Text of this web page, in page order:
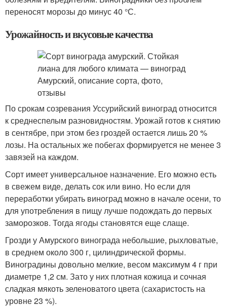
переносят морозы до минус 40 °С.
Урожайность и вкусовые качества
По срокам созревания Уссурийский виноград относится
к среднеспелым разновидностям. Урожай готов к снятию
в сентябре, при этом без гроздей остается лишь 20 %
лозы. На остальных же побегах формируется не менее 3
завязей на каждом.
Сорт имеет универсальное назначение. Его можно есть
в свежем виде, делать сок или вино. Но если для
переработки убирать виноград можно в начале осени, то
для употребления в пищу лучше подождать до первых
заморозков. Тогда ягоды становятся еще слаще.
Грозди у Амурского винограда небольшие, рыхловатые,
в среднем около 300 г, цилиндрической формы.
Виноградины довольно мелкие, весом максимум 4 г при
диаметре 1,2 см. Зато у них плотная кожица и сочная
сладкая мякоть зеленоватого цвета (сахаристость на
уровне 23 %).